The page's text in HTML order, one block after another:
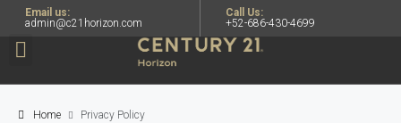
Email us:
admin@c21horizon.com
Call Us:
+52-686-430-4699
Home Privacy Policy